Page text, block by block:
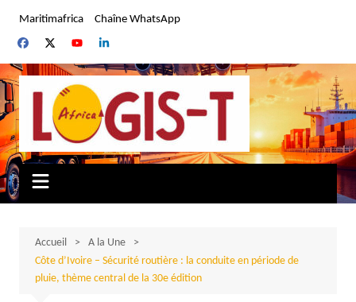
contenu
Maritimafrica Chaîne WhatsApp
Accueil
A la Une
Côte d’Ivoire – Sécurité routière : la conduite en période de
pluie, thème central de la 30e édition